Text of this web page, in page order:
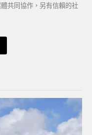
共同協作，另有信賴的社